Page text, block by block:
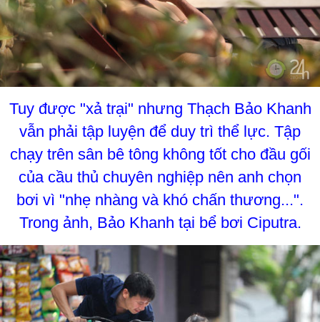
Tuy được "xả trại" nhưng Thạch Bảo Khanh
vẫn phải tập luyện để duy trì thể lực. Tập
chạy trên sân bê tông không tốt cho đầu gối
của cầu thủ chuyên nghiệp nên anh chọn
bơi vì "nhẹ nhàng và khó chấn thương...".
Trong ảnh, Bảo Khanh tại bể bơi Ciputra.